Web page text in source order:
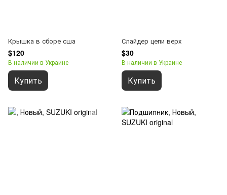
Крышка в сборе сша
$120
В наличии в Украине
Купить
Слайдер цепи верх
$30
В наличии в Украине
Купить